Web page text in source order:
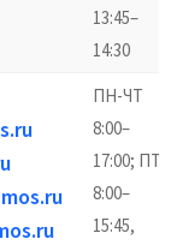
13:45–
14:30
ПН-ЧТ
8:00–
17:00; ПТ
8:00–
15:45,